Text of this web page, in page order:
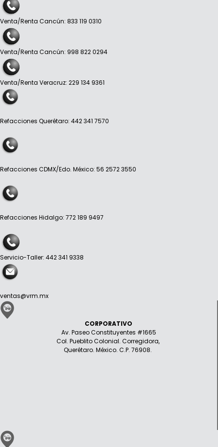
Venta/Renta Cancún: 833 119 0310
Venta/Renta Cancún: 998 822 0294
Venta/Renta Veracruz: 229 134 9361
Refacciones Querétaro: 442 341 7570
Refacciones CDMX/Edo. México: 56 2572 3550
Refacciones Hidalgo: 772 189 9497
Servicio-Taller: 442 341 9338
ventas@vrm.mx
CORPORATIVO
Av. Paseo Constituyentes #1665
Col. Pueblito Colonial. Corregidora,
Querétaro. México. C.P. 76908.